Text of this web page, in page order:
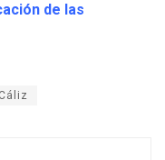
de las